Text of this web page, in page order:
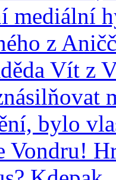
mediální
z
Vít z
bylo
Vondru!